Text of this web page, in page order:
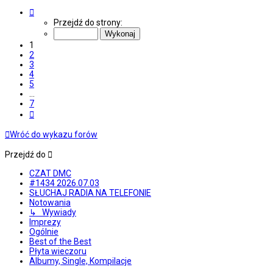
Przejdź do strony:
1
2
3
4
5
7
Wróć do wykazu forów
Przejdź do
CZAT DMC
#1434 2026.07.03
SŁUCHAJ RADIA NA TELEFONIE
Notowania
↳ Wywiady
Imprezy
Ogólnie
Best of the Best
Płyta wieczoru
Albumy, Single, Kompilacje